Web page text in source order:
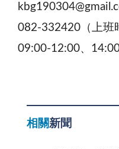
082-332420（上班
09:00-12:00、
相關新聞